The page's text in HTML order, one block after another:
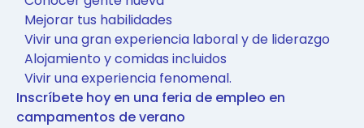
Mejorar tus habilidades
Vivir una gran experiencia laboral y de liderazgo
Alojamiento y comidas incluidos
Vivir una experiencia fenomenal.
Inscríbete hoy en una feria de empleo en
campamentos de verano